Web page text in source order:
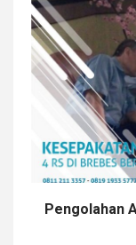
Pengolahan